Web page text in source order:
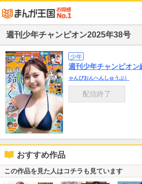
週刊少年チャンピオン2025年38号
少年
週刊少年チャンピオン
ゃんぴおんへんしゅうぶ）
配信終了
おすすめ作品
この作品を見た人はコチラも見ています